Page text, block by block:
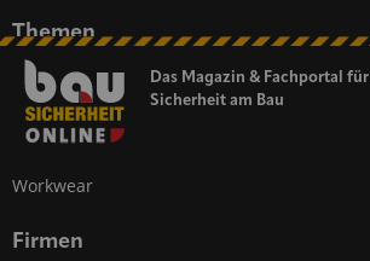
Das Magazin & Fachportal für
Sicherheit am Bau
Themen
Persönlicher Schutz
Baustellen-Sicherheit
Fahrzeug-Sicherheit
Workwear
Firmen